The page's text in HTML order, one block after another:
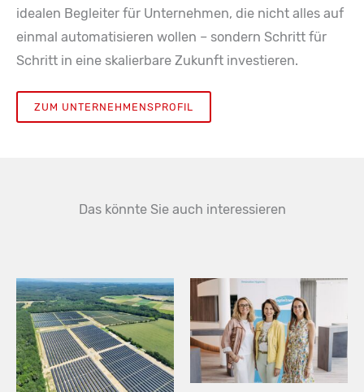
idealen Begleiter für Unternehmen, die nicht alles auf
einmal automatisieren wollen – sondern Schritt für
Schritt in eine skalierbare Zukunft investieren.
ZUM UNTERNEHMENSPROFIL
Das könnte Sie auch interessieren